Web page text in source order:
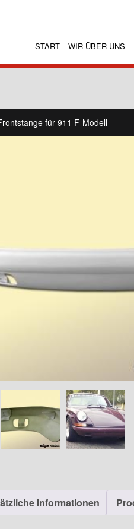
START WIR ÜBER UNS
für 911 F-Modell
Informationen